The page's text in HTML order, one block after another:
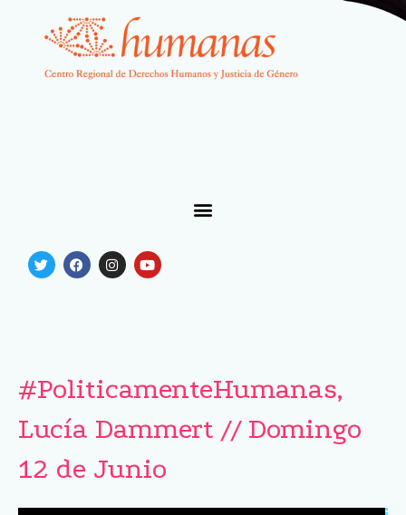
#PoliticamenteHumanas,
Lucía Dammert // Domingo
12 de Junio